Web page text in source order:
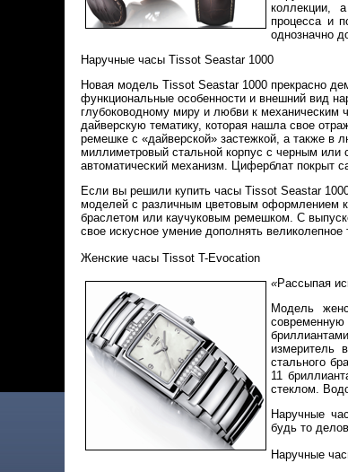
коллекции,
процесса и
однозначно
Наручные часы Tissot Seastar 1000
Новая модель Tissot Seastar 1000 прекрасно
функциональные особенности и внешний вид
глубоководному миру и любви к
дайверскую тематику, которая нашла свое
ремешке с «дайверской» застежкой, а также в
миллиметровый стальной корпус с черным
автоматический механизм. Циферблат покрыт
Если вы решили купить часы Tissot Seastar
моделей с различным цветовым оформлением
браслетом или каучуковым ремешком. С
свое искусное умение дополнять
Женские часы Tissot T-Evocation
«Рассыпая
Модель
измеритель
стального
11
стеклом.
Наручные
будь то
Наручные